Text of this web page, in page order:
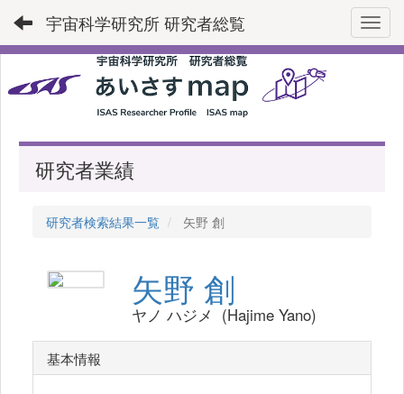
宇宙科学研究所 研究者総覧
研究者業績
研究者検索結果一覧 矢野 創
矢野 創
ヤノ ハジメ (Hajime Yano)
基本情報